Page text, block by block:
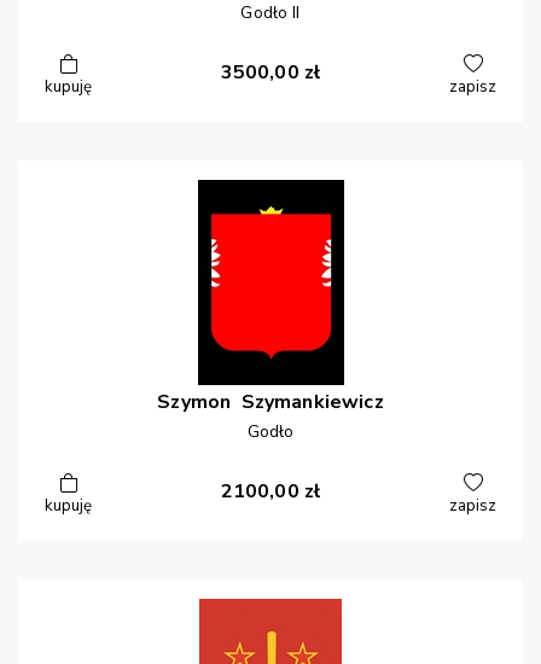
Godło II
kupuję
3500,00 zł
zapisz
Szymon Szymankiewicz
Godło
kupuję
2100,00 zł
zapisz